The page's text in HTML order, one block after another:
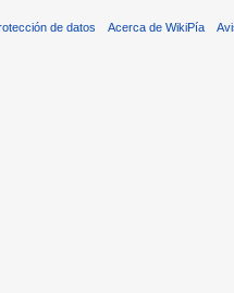
de datos Acerca de WikiPía